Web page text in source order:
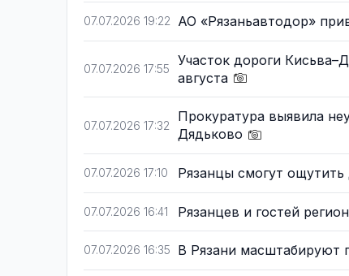
07.07.2026 19:22 АО «Рязаньавтодор»
07.07.2026 17:55
Участок дороги
августа
07.07.2026 17:32
Прокуратура выявила
Дядьково
07.07.2026 17:10 Рязанцы смогут
07.07.2026 16:41 Рязанцев и гостей
07.07.2026 16:35 В Рязани масштабируют